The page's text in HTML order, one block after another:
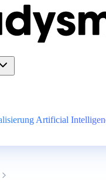
Artificial